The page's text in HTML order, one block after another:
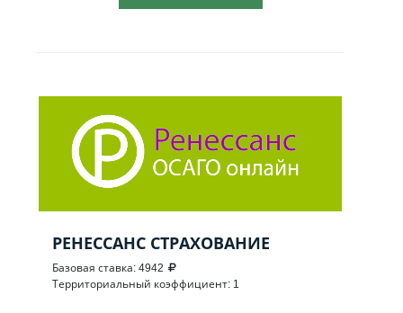
РЕНЕССАНС СТРАХОВАНИЕ
Базовая ставка: 4942
Территориальный коэффициент: 1